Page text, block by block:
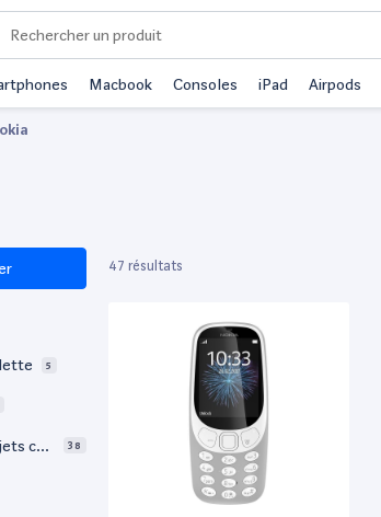
Macbook Consoles iPad Airpods
5
con
38
47 résultats